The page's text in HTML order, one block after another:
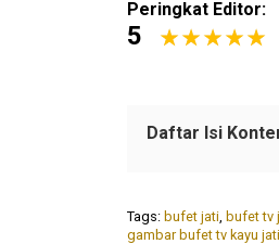
Peringkat Editor:
5
Daftar Isi
Tags: bufet jati bufet tv
gambar bufet tv kayu jati